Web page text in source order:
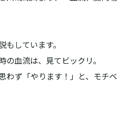
しています。
の血流は、見てビックリ。
わず「やります！」と、モチベ